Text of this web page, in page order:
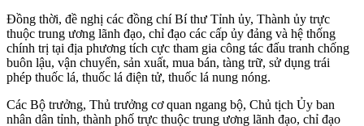
Đồng thời, đề nghị các đồng chí Bí thư Tỉnh ủy, Thành ủy trực
thuộc trung ương lãnh đạo, chỉ đạo các cấp ủy đảng và hệ thống
chính trị tại địa phương tích cực tham gia công tác đấu tranh chống
buôn lậu, vận chuyển, sản xuất, mua bán, tàng trữ, sử dụng trái
phép thuốc lá, thuốc lá điện tử, thuốc lá nung nóng.
Các Bộ trưởng, Thủ trưởng cơ quan ngang bộ, Chủ tịch Ủy ban
nhân dân tỉnh, thành phố trực thuộc trung ương lãnh đạo, chỉ đạo